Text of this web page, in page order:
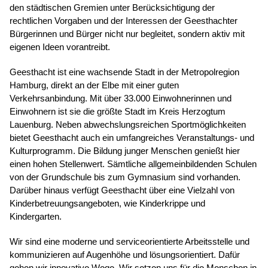
den städtischen Gremien unter Berücksichtigung der
rechtlichen Vorgaben und der Interessen der Geesthachter
Bürgerinnen und Bürger nicht nur begleitet, sondern aktiv mit
eigenen Ideen vorantreibt.
Geesthacht ist eine wachsende Stadt in der Metropolregion
Hamburg, direkt an der Elbe mit einer guten
Verkehrsanbindung. Mit über 33.000 Einwohnerinnen und
Einwohnern ist sie die größte Stadt im Kreis Herzogtum
Lauenburg. Neben abwechslungsreichen Sportmöglichkeiten
bietet Geesthacht auch ein umfangreiches Veranstaltungs- und
Kulturprogramm. Die Bildung junger Menschen genießt hier
einen hohen Stellenwert. Sämtliche allgemeinbildenden Schulen
von der Grundschule bis zum Gymnasium sind vorhanden.
Darüber hinaus verfügt Geesthacht über eine Vielzahl von
Kinderbetreuungsangeboten, wie Kinderkrippe und
Kindergarten.
Wir sind eine moderne und serviceorientierte Arbeitsstelle und
kommunizieren auf Augenhöhe und lösungsorientiert. Dafür